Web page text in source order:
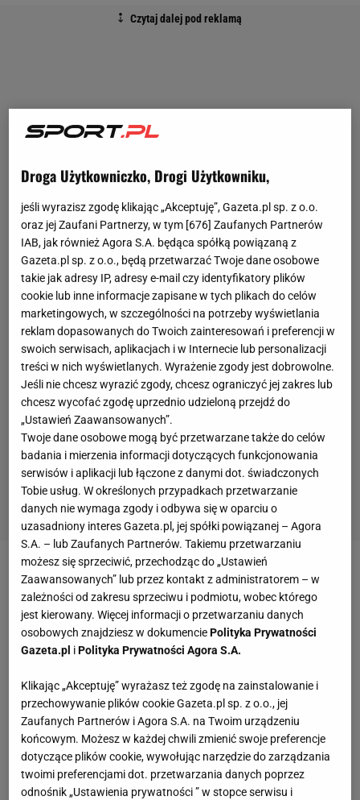
A potem słyszę historyjkę, jakże typową dla
tegorocznej wiosny we Wrocławiu. – Jestem z
synem, on też trenuje kosza, musieliśmy tu być po
prostu. Biletów nie dostałem, ale mam znajomego
gdzie będziemy siedzieć, ale co za różnica, najwyżej
będziemy stać. Taki finał, w takim miejscu!
Zobacz wideoArcytrudna droga Lecha Poznań do
LM. Potrzebuje wręcz cudu, by grać w fazie
Droga Użytkowniczko, Drogi Użytkowniku,
jeśli wyrazisz zgodę klikając „Akceptuję”, Gazeta.pl sp. z o.o.
oraz jej Zaufani Partnerzy, w tym [676] Zaufanych Partnerów
IAB, jak również Agora S.A. będąca spółką powiązaną z
Gazeta.pl sp. z o.o., będą przetwarzać Twoje dane osobowe
takie jak adresy IP, adresy e-mail czy identyfikatory plików
cookie lub inne informacje zapisane w tych plikach do celów
marketingowych, w szczególności na potrzeby wyświetlania
reklam dopasowanych do Twoich zainteresowań i preferencji w
swoich serwisach, aplikacjach i w Internecie lub personalizacji
treści w nich wyświetlanych. Wyrażenie zgody jest dobrowolne.
Jeśli nie chcesz wyrazić zgody, chcesz ograniczyć jej zakres lub
chcesz wycofać zgodę uprzednio udzieloną przejdź do
„Ustawień Zaawansowanych”.
Twoje dane osobowe mogą być przetwarzane także do celów
badania i mierzenia informacji dotyczących funkcjonowania
serwisów i aplikacji lub łączone z danymi dot. świadczonych
Tobie usług. W określonych przypadkach przetwarzanie
danych nie wymaga zgody i odbywa się w oparciu o
uzasadniony interes Gazeta.pl, jej spółki powiązanej – Agora
S.A. – lub Zaufanych Partnerów. Takiemu przetwarzaniu
możesz się sprzeciwić, przechodząc do „Ustawień
Zaawansowanych” lub przez kontakt z administratorem – w
zależności od zakresu sprzeciwu i podmiotu, wobec którego
jest kierowany. Więcej informacji o przetwarzaniu danych
osobowych znajdziesz w dokumenciePolityka Prywatności
Gazeta.pl iPolityka Prywatności Agora S.A.
Klikając „Akceptuję” wyrażasz też zgodę na zainstalowanie i
przechowywanie plików cookie Gazeta.pl sp. z o.o., jej
Zaufanych Partnerów i Agora S.A. na Twoim urządzeniu
końcowym. Możesz w każdej chwili zmienić swoje preferencje
dotyczące plików cookie, wywołując narzędzie do zarządzania
twoimi preferencjami dot. przetwarzania danych poprzez
odnośnik „Ustawienia prywatności ” w stopce serwisu i